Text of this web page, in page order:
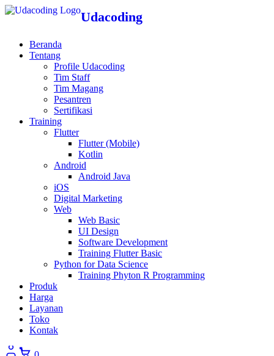
Udacoding
Beranda
Tentang
Profile Udacoding
Tim Staff
Tim Magang
Pesantren
Sertifikasi
Training
Flutter
Flutter (Mobile)
Kotlin
Android
Android Java
iOS
Digital Marketing
Web
Web Basic
UI Design
Software Development
Training Flutter Basic
Python for Data Science
Training Phyton R Programming
Produk
Harga
Layanan
Toko
Kontak